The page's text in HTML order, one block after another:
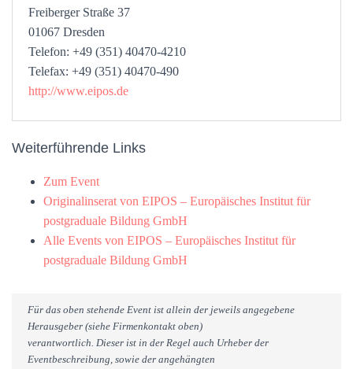
Freiberger Straße 37
01067 Dresden
Telefon: +49 (351) 40470-4210
Telefax: +49 (351) 40470-490
http://www.eipos.de
Weiterführende Links
Zum Event
Originalinserat von EIPOS – Europäisches Institut für
postgraduale Bildung GmbH
Alle Events von EIPOS – Europäisches Institut für
postgraduale Bildung GmbH
Für das oben stehende Event ist allein der jeweils angegebene
Herausgeber (siehe Firmenkontakt oben)
verantwortlich. Dieser ist in der Regel auch Urheber der
Eventbeschreibung, sowie der angehängten